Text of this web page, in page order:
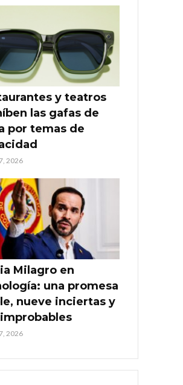
y teatros
las gafas de
por temas de
2026
Milagro en
una promesa
nueve inciertas y
2026